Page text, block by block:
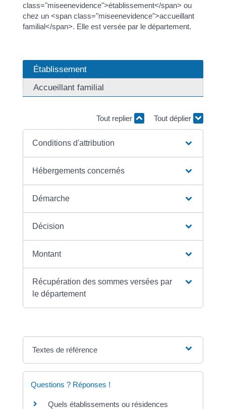
class="miseenevidence">établissement</span> ou
chez un <span class="miseenevidence">accueillant
familial</span>. Elle est versée par le département.
Établissement
Accueillant familial
Tout replier Tout déplier
Conditions d'attribution
Hébergements concernés
Démarche
Décision
Montant
Récupération des sommes versées par
le département
Textes de référence
Questions ? Réponses !
Quels établissements ou résidences